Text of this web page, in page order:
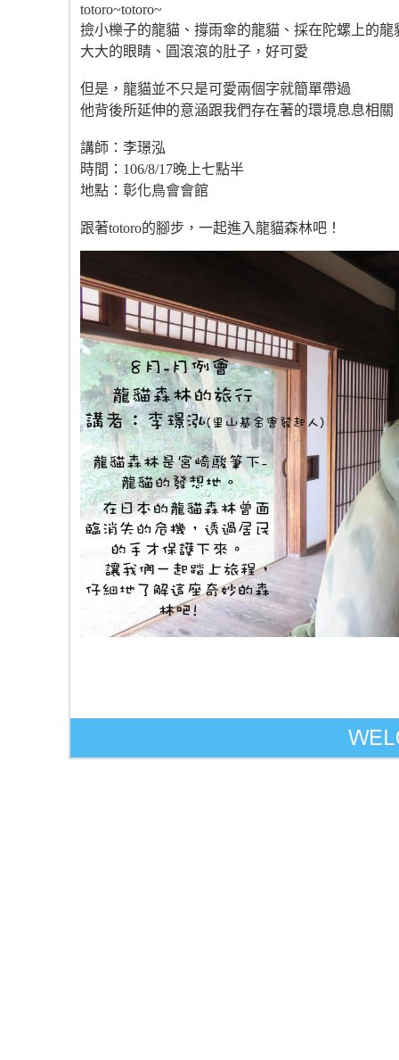
totoro~totoro~
撿小櫟子的龍貓、撐雨傘的龍貓、採在陀螺上的龍
大大的眼睛、圓滾滾的肚子，好可愛
但是，龍貓並不只是可愛兩個字就簡單帶過
他背後所延伸的意涵跟我們存在著的環境息息相關
講師：李璟泓
時間：106/8/17晚上七點半
地點：彰化鳥會會館
跟著totoro的腳步，一起進入龍貓森林吧！